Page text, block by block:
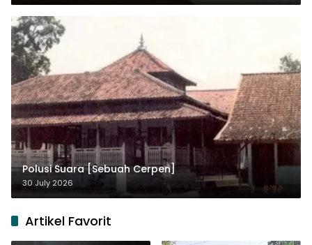
Polusi Suara [Sebuah Cerpen]
30 July 2026
Artikel Favorit